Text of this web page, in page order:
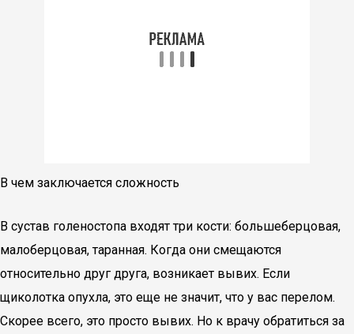
В чем заключается сложность
В сустав голеностопа входят три кости: большеберцовая,
малоберцовая, таранная. Когда они смещаются
относительно друг друга, возникает вывих. Если
щиколотка опухла, это еще не значит, что у вас перелом.
Скорее всего, это просто вывих. Но к врачу обратиться за